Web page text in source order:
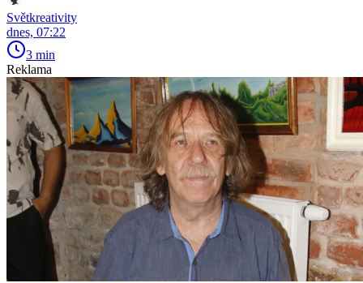
Světkreativity
dnes, 07:22
3 min
Reklama